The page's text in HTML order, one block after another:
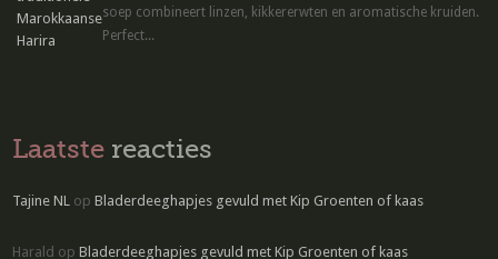
soep combineert linzen, kikkererwten en aromatische kruiden.
Perfect...
Laatste reacties
Tajine NL opBladerdeeghapjes gevuld met Kip Groenten of kaas
Harald opBladerdeeghapjes gevuld met Kip Groenten of kaas